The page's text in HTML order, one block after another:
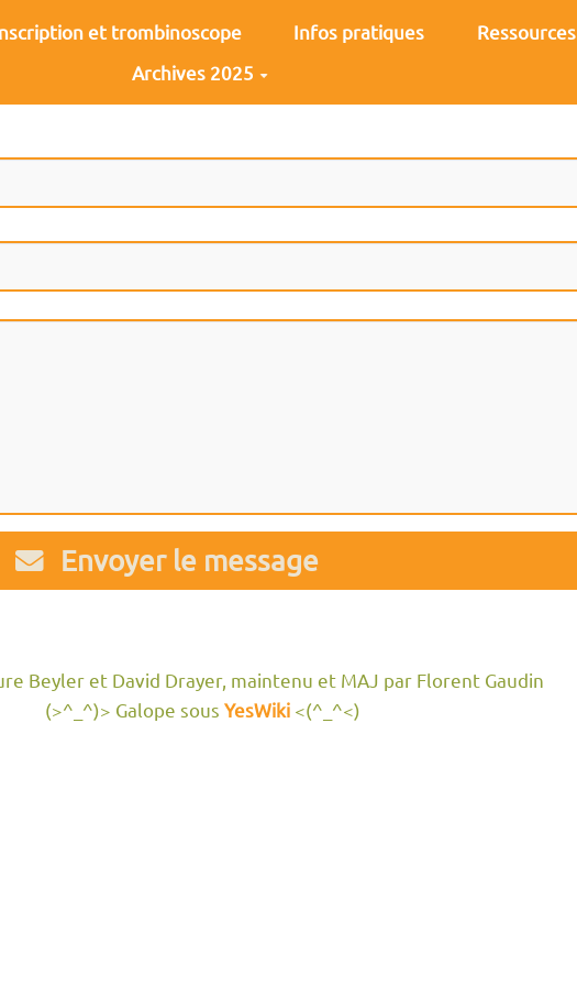
et trombinoscope Infos pratiques
Ressources
Archives 2025
Envoyer le message
Beyler et David Drayer, maintenu et MAJ par Florent Gaudin
(>^_^)> Galope sous YesWiki<(^_^<)